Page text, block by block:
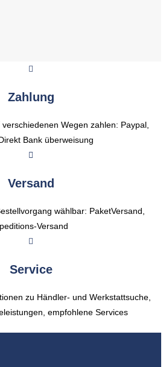
Zahlung
Wegen zahlen: Paypal,
Bank überweisung
Versand
wählbar: PaketVersand,
Versand
Service
zu Händler- und Werkstattsuche,
empfohlene Services